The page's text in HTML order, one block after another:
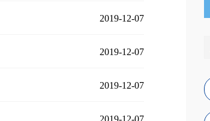
2019-12-07
2019-12-07
2019-12-07
2019-12-07